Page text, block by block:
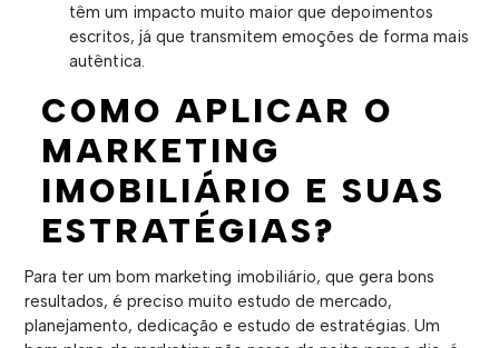
têm um impacto muito maior que depoimentos
escritos, já que transmitem emoções de forma mais
autêntica.
COMO APLICAR O
MARKETING
IMOBILIÁRIO E SUAS
ESTRATÉGIAS?
Para ter um bom marketing imobiliário, que gera bons
resultados, é preciso muito estudo de mercado,
planejamento, dedicação e estudo de estratégias. Um